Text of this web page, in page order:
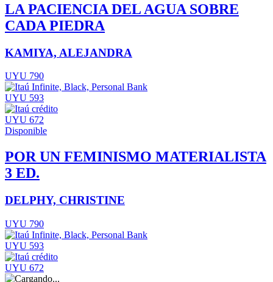
LA PACIENCIA DEL AGUA SOBRE
CADA PIEDRA
KAMIYA, ALEJANDRA
UYU 790
UYU 593
UYU 672
Disponible
POR UN FEMINISMO MATERIALISTA
3 ED.
DELPHY, CHRISTINE
UYU 790
UYU 593
UYU 672